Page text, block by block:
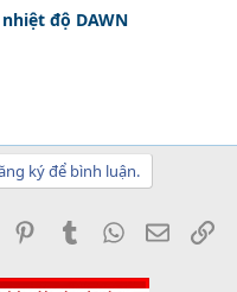
độ DAWN
ký để bình luận.
Reddit PinterestTumblrWhatsApp
Email